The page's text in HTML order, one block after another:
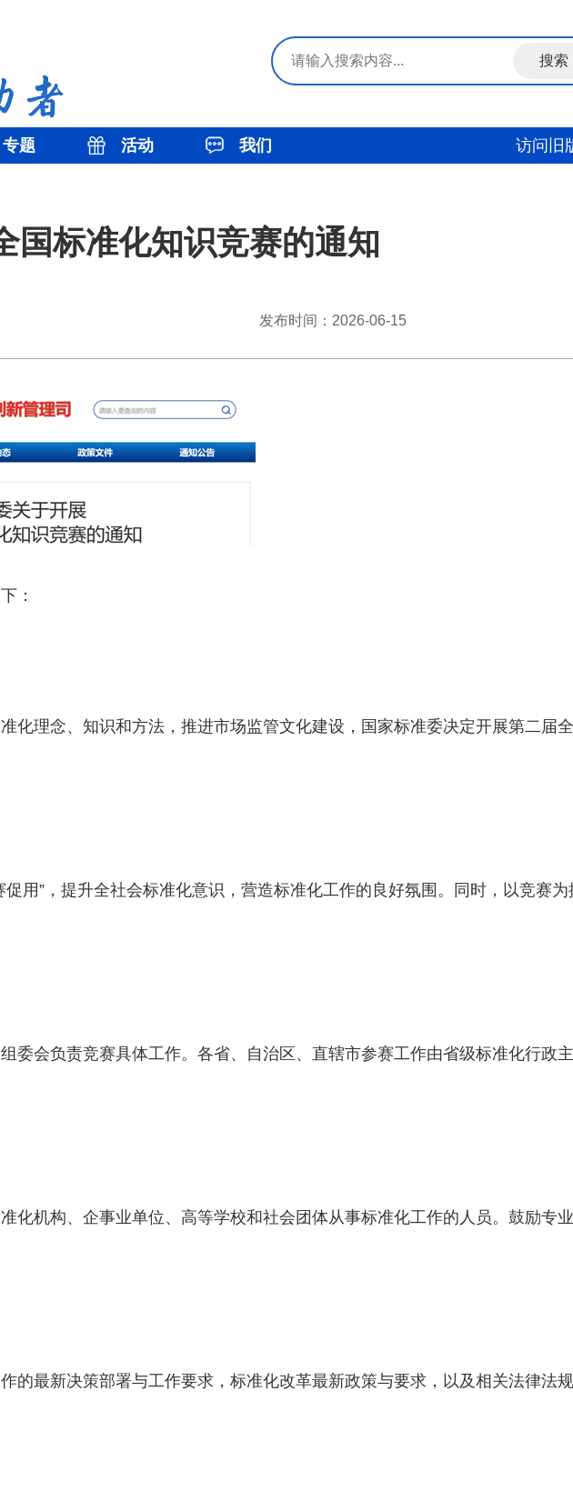
专题 活动 我们 访问旧
国标准化知识竞赛的通知
发布时间：2026-06-15
：
化理念、知识和方法，推进市场监管文化建设，国家标准委决定开展第二届
用”，提升全社会标准化意识，营造标准化工作的良好氛围。同时，以竞赛为
委会负责竞赛具体工作。各省、自治区、直辖市参赛工作由省级标准化行政
化机构、企事业单位、高等学校和社会团体从事标准化工作的人员。鼓励专
的最新决策部署与工作要求，标准化改革最新政策与要求，以及相关法律法